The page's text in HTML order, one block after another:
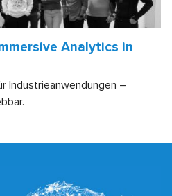
Analytics in
Industrieanwendungen –